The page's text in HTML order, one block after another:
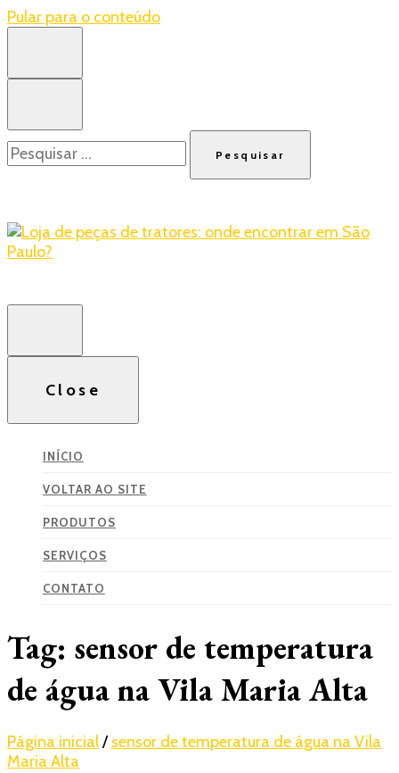
Pular para o conteúdo
Pesquisar
por:
Realtrac
Close
INÍCIO
VOLTAR AO SITE
PRODUTOS
SERVIÇOS
CONTATO
Tag: sensor de temperatura
de água na Vila Maria Alta
Página inicial/ sensor de temperatura de água na Vila
Maria Alta